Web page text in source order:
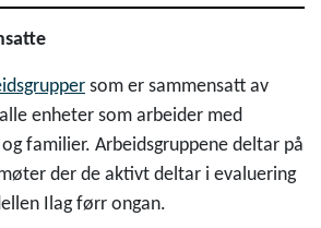
som er sammensatt av
enheter som arbeider med
familier. Arbeidsgruppene deltar på
der de aktivt deltar i evaluering
Ilag førr ongan.